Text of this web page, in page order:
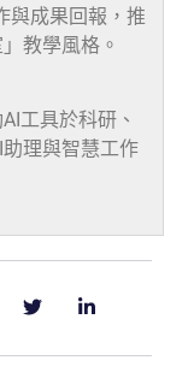
與成果回報，推
教學風格。
工具於科研、
理與智慧工作